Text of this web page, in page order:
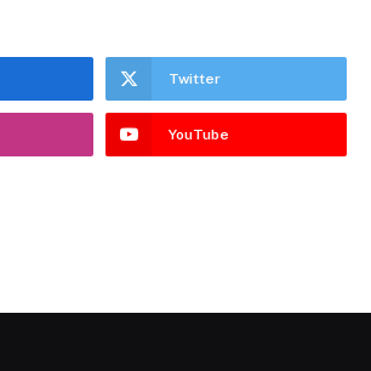
Twitter
YouTube